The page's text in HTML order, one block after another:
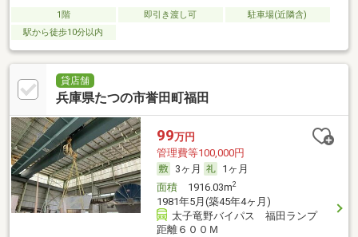
1階 即引き渡し可
駐車場(近隣含)
駅から徒歩10分以内
貸店舗
兵庫県たつの市誉田町福田
99万円
管理費等100,000円
3ヶ月
1ヶ月
面積1916.03m2
1981年5月(築45年4ヶ月)
太子竜野バイパス 福田ランプ
距離６００Ｍ